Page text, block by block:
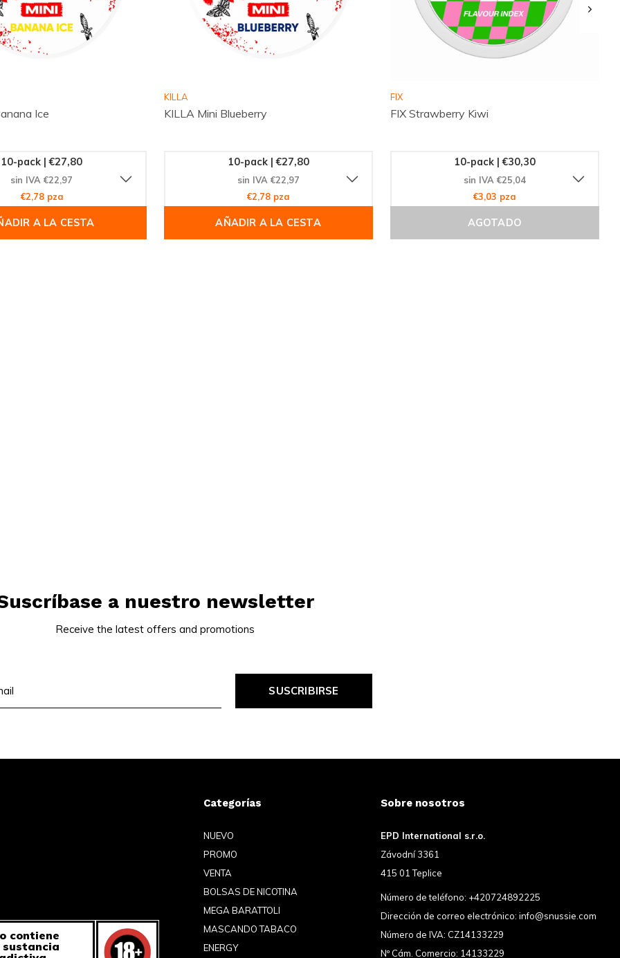
Ice
10-pack | €27,80
sin IVA €22,97
€2,78 pza
A LA CESTA
KILLA
KILLA Mini Blueberry
10-pack | €27,80
sin IVA €22,97
€2,78 pza
AÑADIR A LA CESTA
FIX
FIX Strawberry Kiwi
10-pack | €30,30
sin IVA €25,04
€3,03 pza
AGOTADO
a nuestro newsletter
Receive the latest offers and promotions
SUSCRIBIRSE
contiene
Categorías
NUEVO
PROMO
VENTA
BOLSAS DE NICOTINA
MEGA BARATTOLI
MASCANDO TABACO
ENERGY
Sobre nosotros
EPD International s.r.o.
Závodní 3361
415 01 Teplice
Número de teléfono: +420724892225
Dirección de correo electrónico: info@snussie.com
Número de IVA: CZ14133229
Nº Cám. Comercio: 14133229